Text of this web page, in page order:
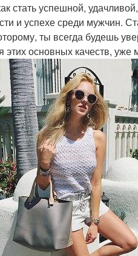
стать успешной,
и успехе среди мужчин.
ты всегда будешь
основных качеств,